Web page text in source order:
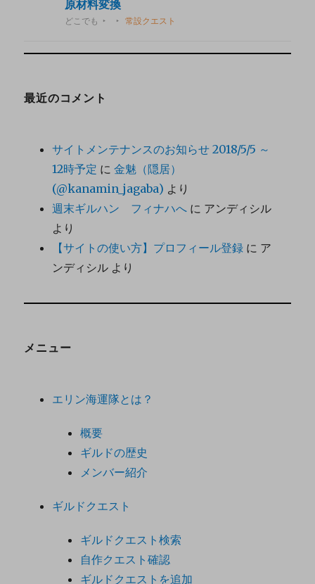
原材料変換
どこでも 常設クエスト
最近のコメント
サイトメンテナンスのお知らせ 2018/5/5 ～
12時予定 に金魅（隠居）
(@kanamin_jagaba) より
週末ギルハン フィナハへ に アンディシル
より
【サイトの使い方】プロフィール登録 に ア
ンディシル より
メニュー
エリン海運隊とは？
概要
ギルドの歴史
メンバー紹介
ギルドクエスト
ギルドクエスト検索
自作クエスト確認
ギルドクエストを追加